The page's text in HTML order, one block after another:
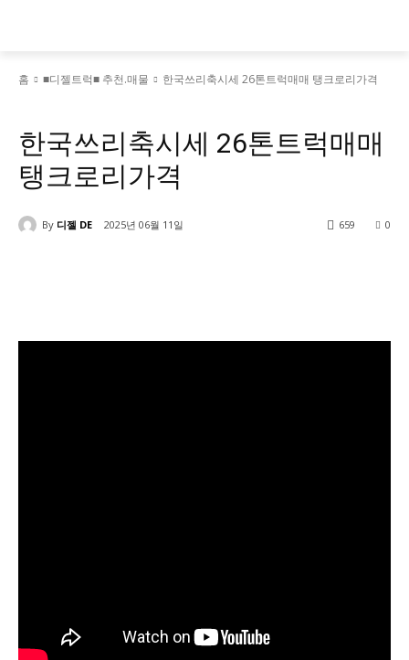
홈 ■디젤트럭■ 추천.매물 한국쓰리축시세 26톤트럭매매 탱크로리가격
한국쓰리축시세 26톤트럭매매
탱크로리가격
By 디젤 DE 2025년 06월 11일 0
659